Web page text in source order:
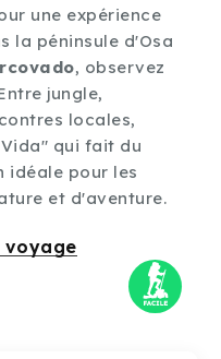
une expérience
la péninsule d'Osa
, observez
jungle,
locales,
qui fait du
idéale pour les
et d'aventure.
voyage